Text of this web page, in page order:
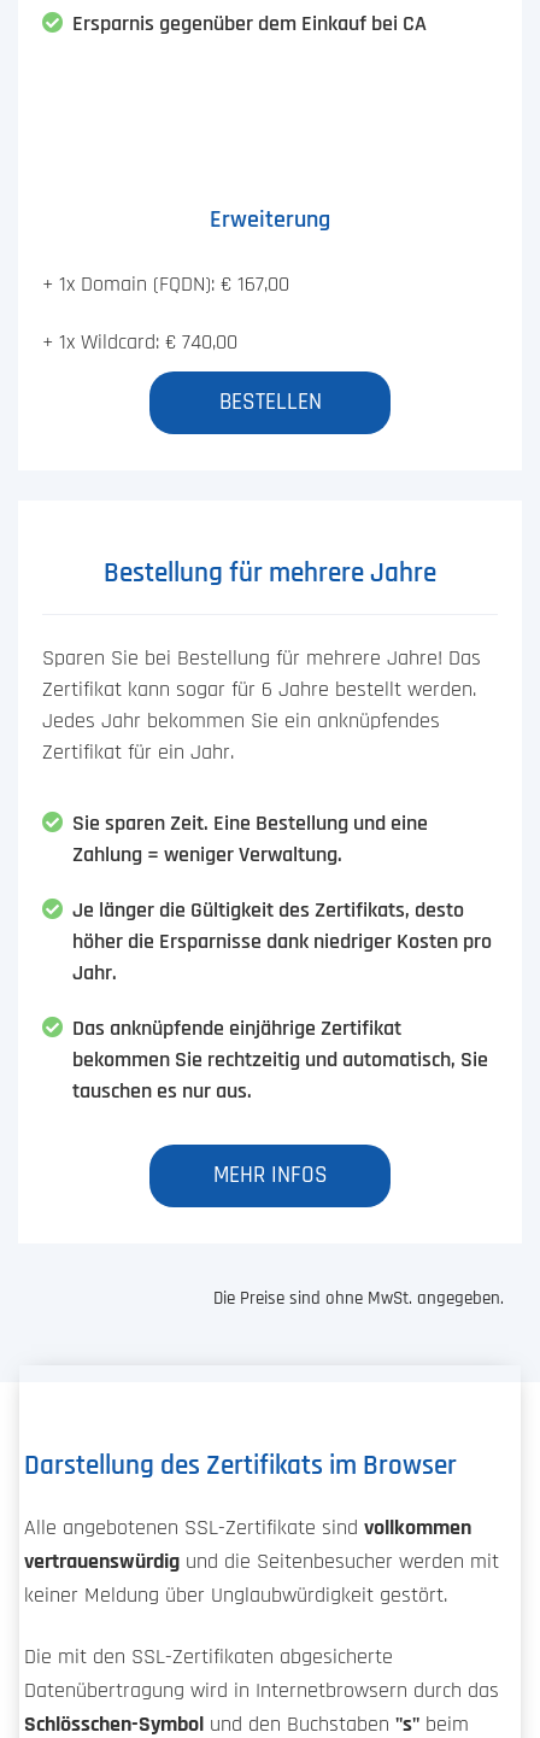
Ersparnis gegenüber dem Einkauf bei CA
Erweiterung
+ 1x Domain (FQDN): € 167,00
+ 1x Wildcard: € 740,00
BESTELLEN
Bestellung für mehrere Jahre
Sparen Sie bei Bestellung für mehrere Jahre! Das
Zertifikat kann sogar für 6 Jahre bestellt werden.
Jedes Jahr bekommen Sie ein anknüpfendes
Zertifikat für ein Jahr.
Sie sparen Zeit. Eine Bestellung und eine
Zahlung = weniger Verwaltung.
Je länger die Gültigkeit des Zertifikats, desto
höher die Ersparnisse dank niedriger Kosten pro
Jahr.
Das anknüpfende einjährige Zertifikat
bekommen Sie rechtzeitig und automatisch, Sie
tauschen es nur aus.
MEHR INFOS
Die Preise sind ohne MwSt. angegeben.
Darstellung des Zertifikats im Browser
Alle angebotenen SSL-Zertifikate sind vollkommen
vertrauenswürdig und die Seitenbesucher werden mit
keiner Meldung über Unglaubwürdigkeit gestört.
Die mit den SSL-Zertifikaten abgesicherte
Datenübertragung wird in Internetbrowsern durch das
Schlösschen-Symbol und den Buchstaben "s" beim